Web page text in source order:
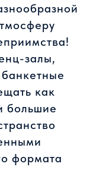
залы,
как
большие
формата